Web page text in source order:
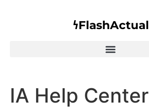
𐓏FlashActual
IA Help Center